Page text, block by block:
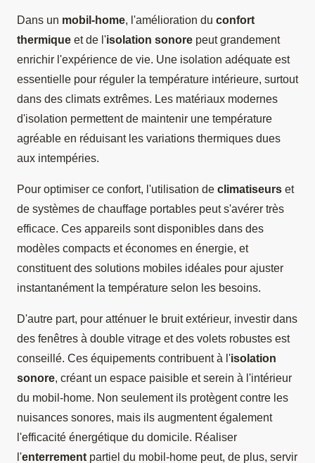
Dans un mobil-home, l'amélioration du confort
thermique et de l'isolation sonore peut grandement
enrichir l'expérience de vie. Une isolation adéquate est
essentielle pour réguler la température intérieure, surtout
dans des climats extrêmes. Les matériaux modernes
d'isolation permettent de maintenir une température
agréable en réduisant les variations thermiques dues
aux intempéries.
Pour optimiser ce confort, l'utilisation de climatiseurs et
de systèmes de chauffage portables peut s'avérer très
efficace. Ces appareils sont disponibles dans des
modèles compacts et économes en énergie, et
constituent des solutions mobiles idéales pour ajuster
instantanément la température selon les besoins.
D'autre part, pour atténuer le bruit extérieur, investir dans
des fenêtres à double vitrage et des volets robustes est
conseillé. Ces équipements contribuent à l'isolation
sonore, créant un espace paisible et serein à l'intérieur
du mobil-home. Non seulement ils protègent contre les
nuisances sonores, mais ils augmentent également
l'efficacité énergétique du domicile. Réaliser
l'enterrement partiel du mobil-home peut, de plus, servir